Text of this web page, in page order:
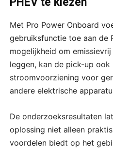
Met Pro Power Onboard
gebruiksfunctie toe aan de
mogelijkheid om
leggen, kan de pick-up ook
stroomvoorziening voor
andere elektrische
De onderzoeksresultaten
oplossing niet alleen
voordelen biedt op het